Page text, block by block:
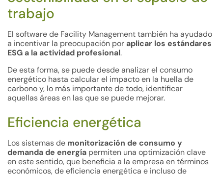
trabajo
El software de Facility Management también ha ayudado
a incentivar la preocupación por aplicar los estándares
ESG a la actividad profesional.
De esta forma, se puede desde analizar el consumo
energético hasta calcular el impacto en la huella de
carbono y, lo más importante de todo, identificar
aquellas áreas en las que se puede mejorar.
Eficiencia energética
Los sistemas de monitorización de consumo y
demanda de energía permiten una optimización clave
en este sentido, que beneficia a la empresa en términos
económicos, de eficiencia energética e incluso de